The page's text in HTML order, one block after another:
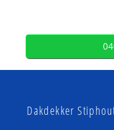
Dakdekker